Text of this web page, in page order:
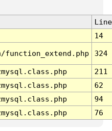
Line
14
324
211
62
94
76